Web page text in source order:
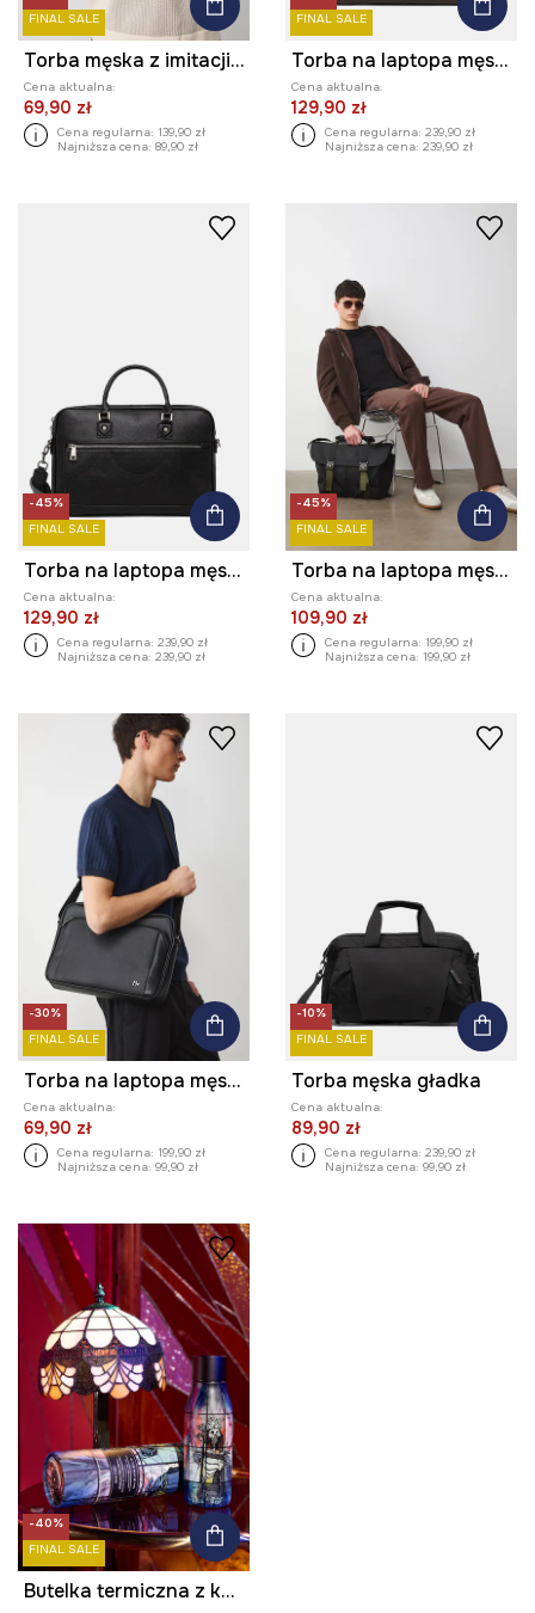
FINAL SALE
Torba męska z imitacji skóry
Cena aktualna:
69,90 zł
Cena regularna: 139,90 zł
Najniższa cena: 89,90 zł
FINAL SALE
Torba na laptopa męska z imitacji skóry
Cena aktualna:
129,90 zł
Cena regularna: 239,90 zł
Najniższa cena: 239,90 zł
-45%
FINAL SALE
Torba na laptopa męska z imitacji skóry
Cena aktualna:
129,90 zł
Cena regularna: 239,90 zł
Najniższa cena: 239,90 zł
-45%
FINAL SALE
Torba na laptopa męska
Cena aktualna:
109,90 zł
Cena regularna: 199,90 zł
Najniższa cena: 199,90 zł
-30%
FINAL SALE
Torba na laptopa męska
Cena aktualna:
69,90 zł
Cena regularna: 199,90 zł
Najniższa cena: 99,90 zł
-10%
FINAL SALE
Torba męska gładka
Cena aktualna:
89,90 zł
Cena regularna: 239,90 zł
Najniższa cena: 99,90 zł
-40%
FINAL SALE
Butelka termiczna z kolekcji Eviva L'arte 500 ml kolor czarny